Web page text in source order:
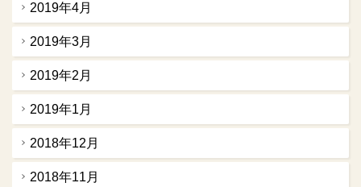
2019年4月
2019年3月
2019年2月
2019年1月
2018年12月
2018年11月